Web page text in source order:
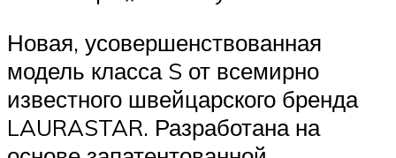
Новая, усовершенствованная
модель класса S от всемирно
известного швейцарского бренда
LAURASTAR. Разработана на